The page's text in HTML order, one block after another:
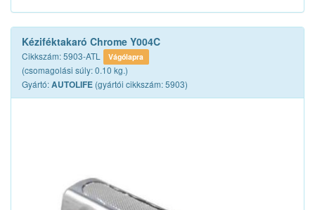
Kéziféktakaró Chrome Y004C
Cikkszám: 5903-ATL Vágólapra
(csomagolási súly: 0.10 kg.)
Gyártó:AUTOLIFE (gyártói cikkszám: 5903)